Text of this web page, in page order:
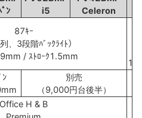
ﾝ
i5
Celeron
87ｷｰ
、3段階ﾊﾞｯｸﾗｲﾄ）
/ ｽﾄﾛｰｸ1.5mm
ﾝ
別売
（9,000円台後半）
Office H & B